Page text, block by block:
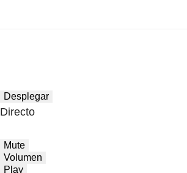
Desplegar
Directo
Mute
Volumen
Play